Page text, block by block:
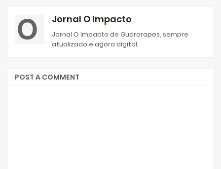
Jornal O Impacto
Jornal O Impacto de Guararapes, sempre
atualizado e agora digital.
POST A COMMENT